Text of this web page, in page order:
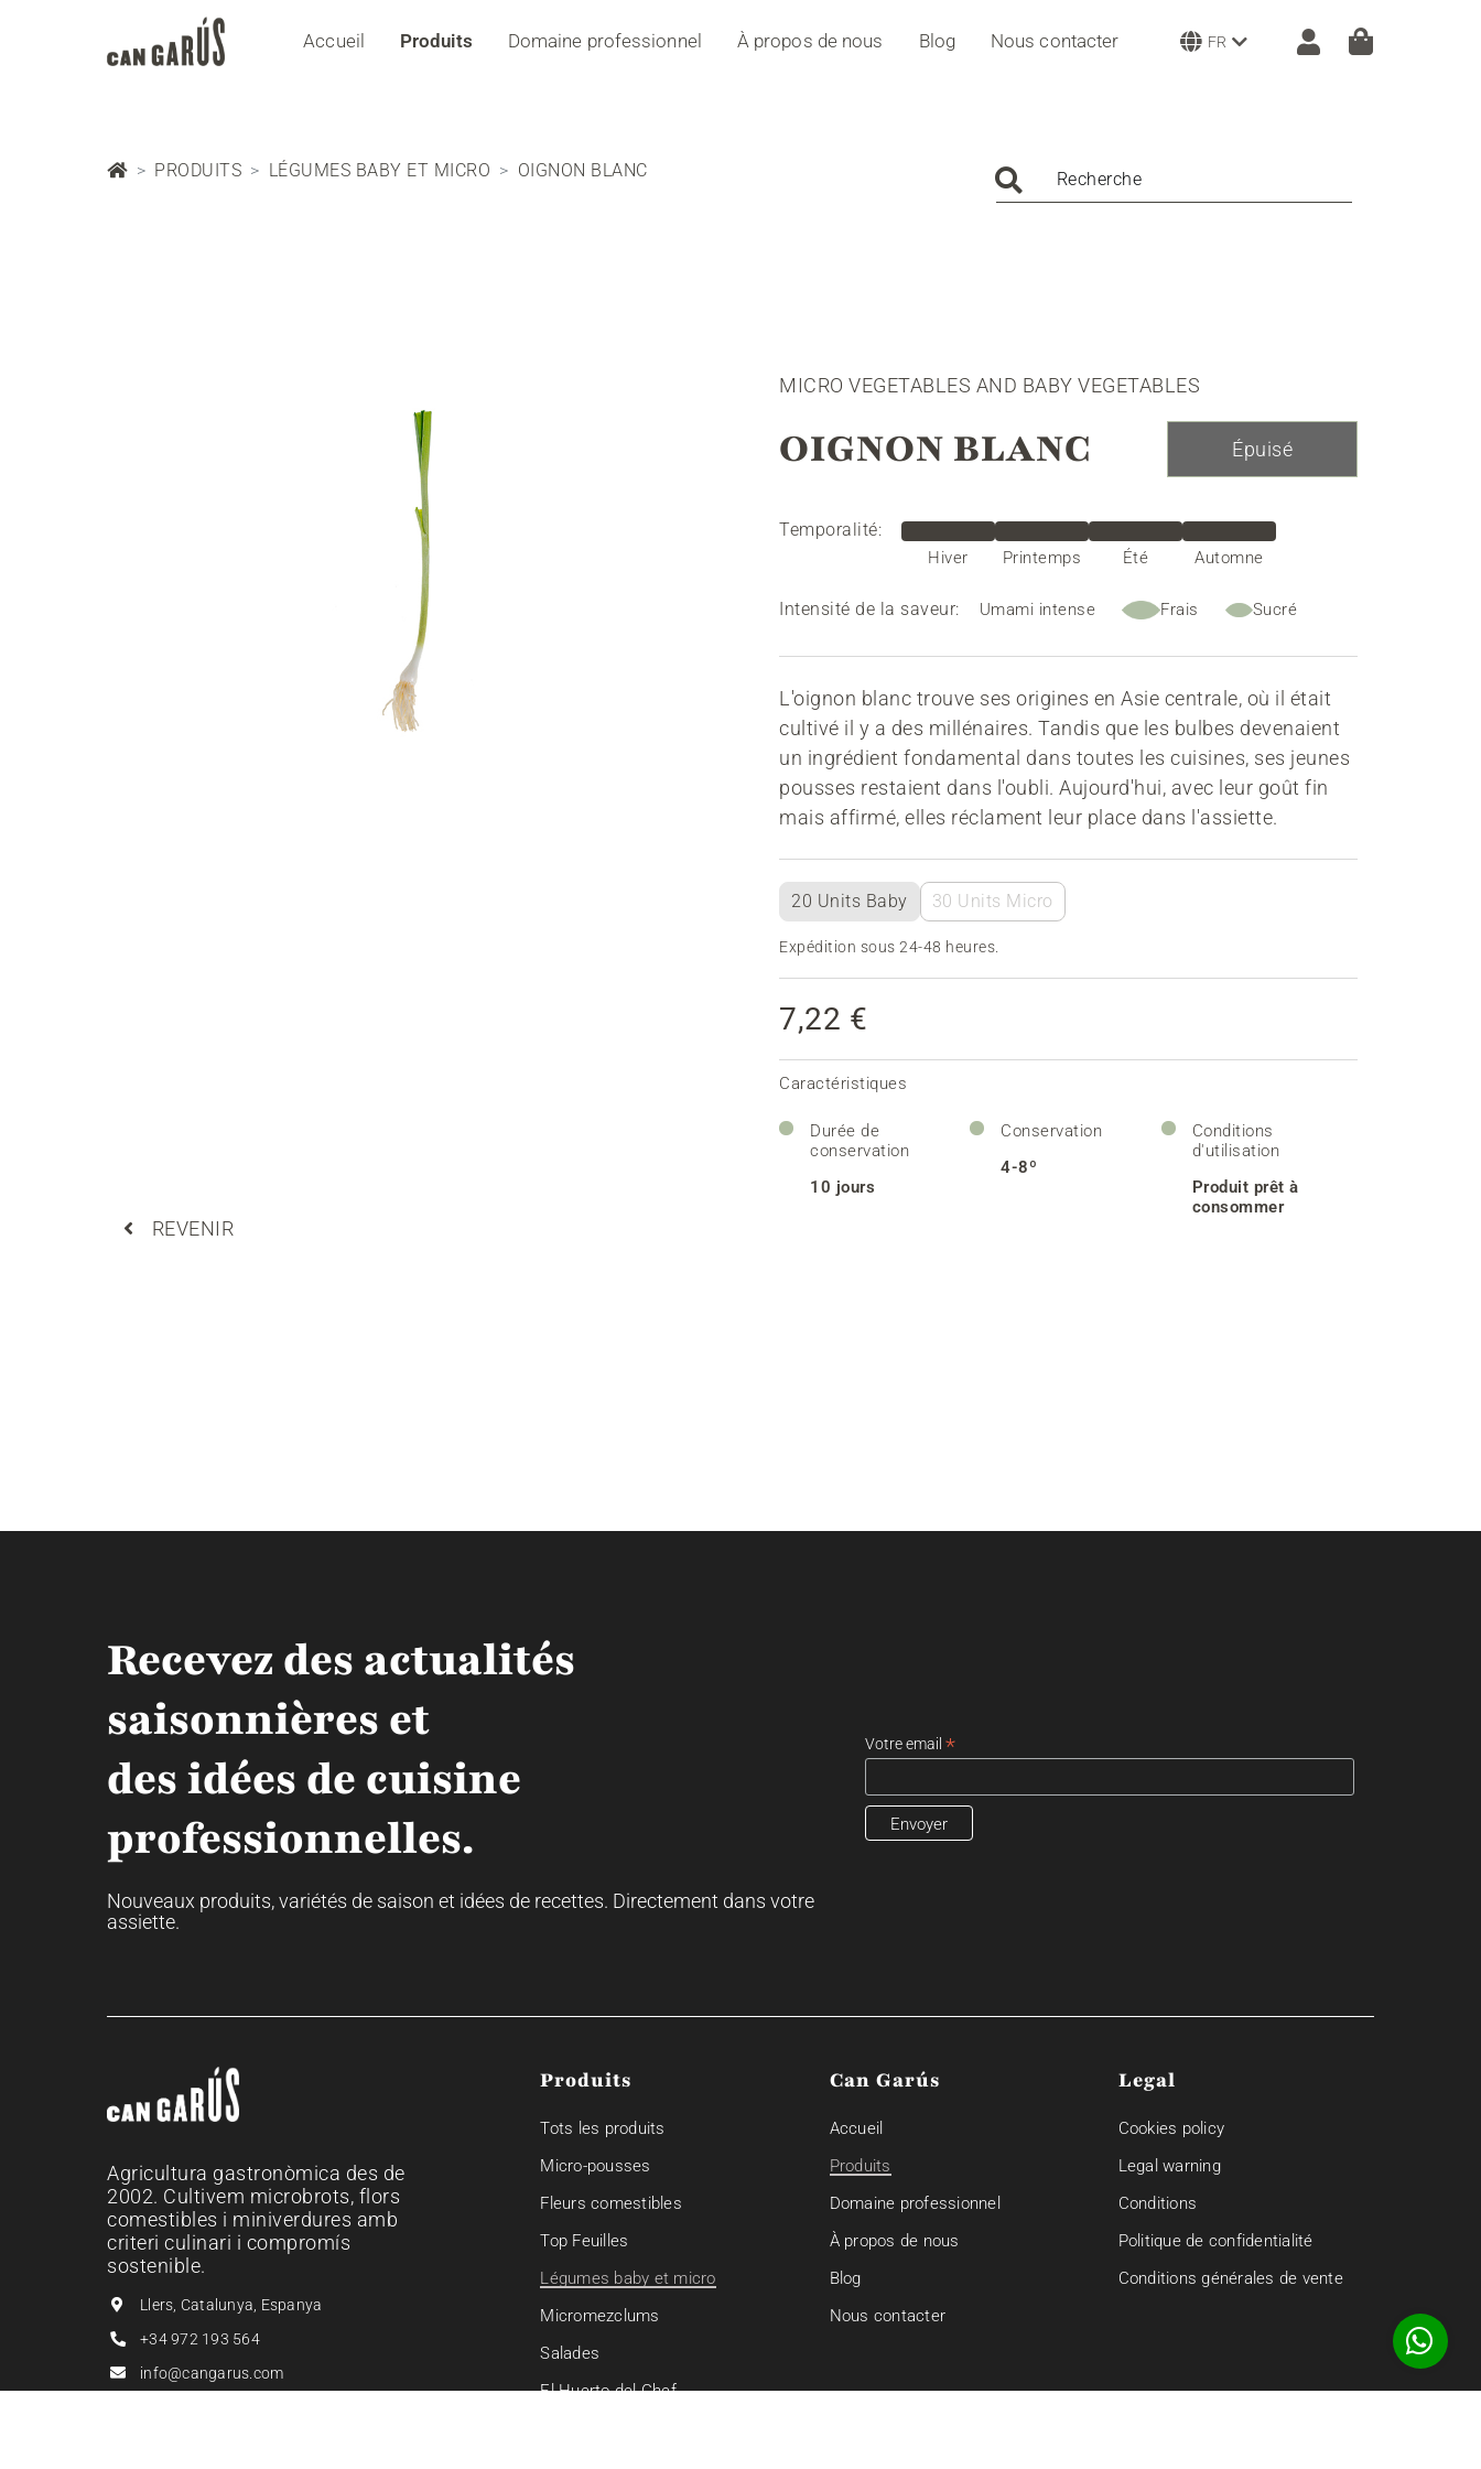
Accueil Produits Domaine professionnel À propos de nous Blog Nous contacter FR
PRODUITS LÉGUMES BABY ET MICRO OIGNON BLANC Recherche
MICRO VEGETABLES AND BABY VEGETABLES
OIGNON BLANC Épuisé
Temporalité:
Hiver Printemps Été Automne
Intensité de la saveur: Umami intense Frais Sucré
L'oignon blanc trouve ses origines en Asie centrale, où il était
cultivé il y a des millénaires. Tandis que les bulbes devenaient
un ingrédient fondamental dans toutes les cuisines, ses jeunes
pousses restaient dans l'oubli. Aujourd'hui, avec leur goût fin
mais affirmé, elles réclament leur place dans l'assiette.
20 Units Baby 30 Units Micro
Expédition sous 24-48 heures.
7,22 €
Caractéristiques
Durée de
conservation
10 jours
Conservation
4-8º
Conditions
d'utilisation
Produit prêt à
consommer
REVENIR
Recevez des actualités
saisonnières et
des idées de cuisine
professionnelles.
Nouveaux produits, variétés de saison et idées de recettes. Directement dans votre
assiette.
Votre email*
Agricultura gastronòmica des de
2002. Cultivem microbrots, flors
comestibles i miniverdures amb
criteri culinari i compromís
sostenible.
Llers, Catalunya, Espanya
+34 972 193 564
info@cangarus.com
Produits
Tots les produits
Micro-pousses
Fleurs comestibles
Top Feuilles
Légumes baby et micro
Micromezclums
Salades
El Huerto del Chef
Can Garús
Accueil
Produits
Domaine professionnel
À propos de nous
Blog
Nous contacter
Legal
Cookies policy
Legal warning
Conditions
Politique de confidentialité
Conditions générales de vente